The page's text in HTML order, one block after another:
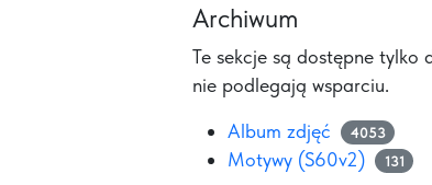
Archiwum
Te sekcje są dostępne tylko
nie podlegają wsparciu.
Album zdjęć
4053
Motywy (S60v2) 131